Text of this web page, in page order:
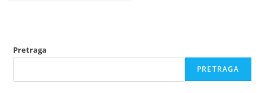
Pretraga
PRETRAGA